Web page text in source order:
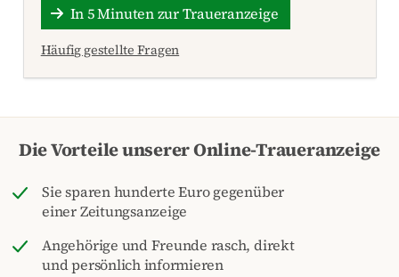
In 5 Minuten zur Traueranzeige
Häufig gestellte Fragen
Die Vorteile unserer Online-Traueranzeige
Sie sparen hunderte Euro gegenüber
einer Zeitungsanzeige
Angehörige und Freunde rasch, direkt
und persönlich informieren